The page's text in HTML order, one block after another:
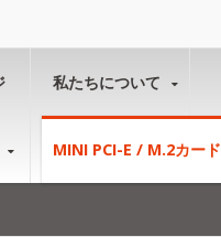
私たちについて
MINI PCI-E / M.2カード